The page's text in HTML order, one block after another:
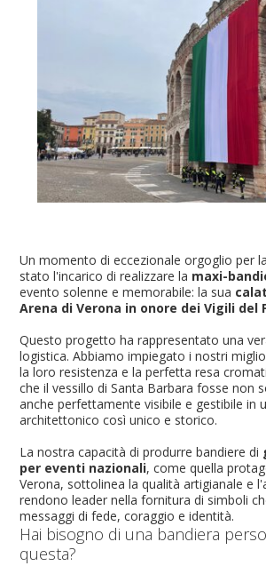
Un momento di eccezionale orgoglio per
stato l'incarico di realizzare la maxi-
evento solenne e memorabile: la sua
Arena di Verona in onore dei Vigili del
Questo progetto ha rappresentato una
logistica. Abbiamo impiegato i nostri
la loro resistenza e la perfetta resa
che il vessillo di Santa Barbara fosse non
anche perfettamente visibile e gestibile in
architettonico così unico e storico.
La nostra capacità di produrre bandiere di
per eventi nazionali, come quella
Verona, sottolinea la qualità artigianale e
rendono leader nella fornitura di simboli
messaggi di fede, coraggio e identità.
Hai bisogno di una bandiera
questa?